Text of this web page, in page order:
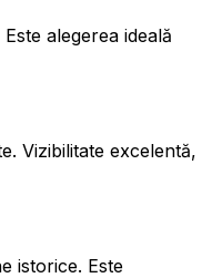
alegerea ideală
Vizibilitate excelentă,
istorice. Este